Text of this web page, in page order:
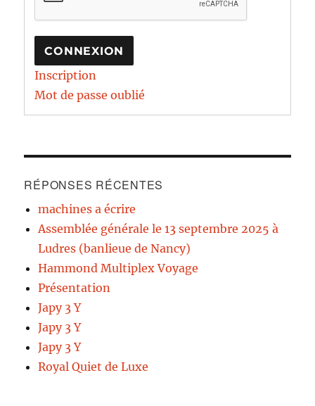
CONNEXION
Inscription
Mot de passe oublié
RÉPONSES RÉCENTES
machines a écrire
Assemblée générale le 13 septembre 2025 à
Ludres (banlieue de Nancy)
Hammond Multiplex Voyage
Présentation
Japy 3 Y
Japy 3 Y
Japy 3 Y
Royal Quiet de Luxe